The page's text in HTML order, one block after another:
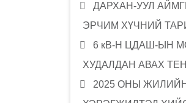
ДАРХАН-УУЛ
ЭРЧИМ ХҮЧНИЙ
6 кВ-Н ЦДАШ-ЫН
ХУДАЛДАН АВАХ
2025 ОНЫ